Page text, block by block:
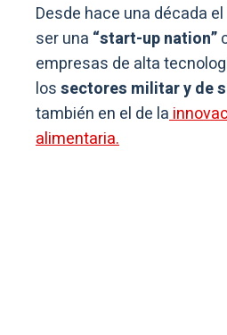
Desde hace una década
ser una “start-up nation”
empresas de alta
lossectores militar y de
también en el de la
alimentaria.